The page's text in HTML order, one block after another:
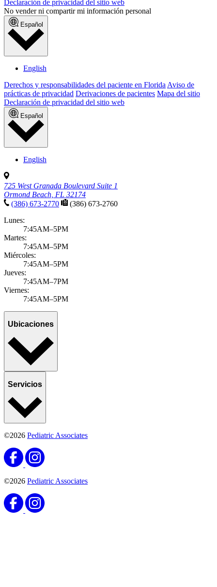
Declaración de privacidad del sitio web
No vender ni compartir mi información personal
Español
English
Derechos y responsabilidades del paciente en Florida Aviso de
prácticas de privacidad Derivaciones de pacientes Mapa del sitio
Declaración de privacidad del sitio web
Español
English
725 West Granada Boulevard Suite 1
Ormond Beach, FL 32174
(386) 673-2770
(386) 673-2760
Lunes:
7:45AM–5PM
Martes:
7:45AM–5PM
Miércoles:
7:45AM–5PM
Jueves:
7:45AM–7PM
Viernes:
7:45AM–5PM
Ubicaciones
Servicios
©2026 Pediatric Associates
©2026 Pediatric Associates